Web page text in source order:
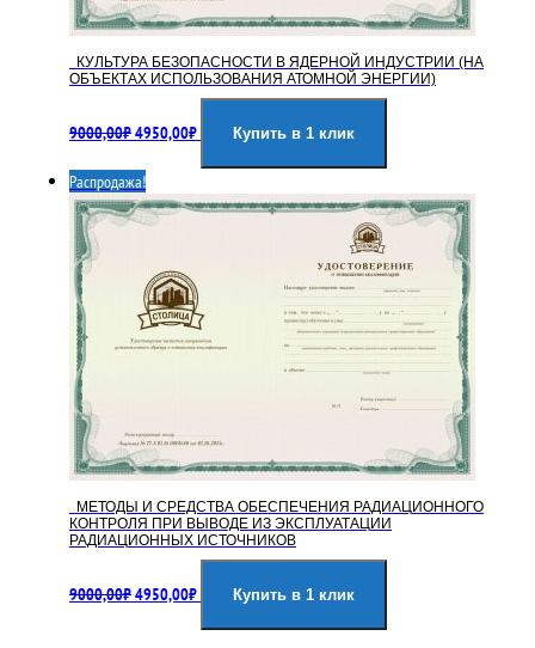
КУЛЬТУРА БЕЗОПАСНОСТИ В ЯДЕРНОЙ ИНДУСТРИИ (НА
ОБЪЕКТАХ ИСПОЛЬЗОВАНИЯ АТОМНОЙ ЭНЕРГИИ)
9000,00₽цена
9000,00₽.
4950,00₽цена:
Купить в 1 клик
Распродажа!
МЕТОДЫ И СРЕДСТВА ОБЕСПЕЧЕНИЯ РАДИАЦИОННОГО
КОНТРОЛЯ ПРИ ВЫВОДЕ ИЗ ЭКСПЛУАТАЦИИ
РАДИАЦИОННЫХ ИСТОЧНИКОВ
9000,00₽цена
4950,00₽цена:
Купить в 1 клик